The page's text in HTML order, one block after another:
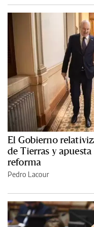
El Gobierno
de Tierras y
reforma
Pedro Lacour